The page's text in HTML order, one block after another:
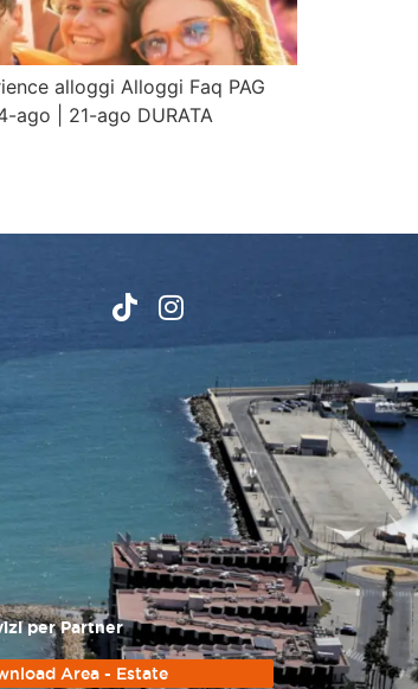
alloggi Alloggi Faq PAG
ago | 21-ago DURATA
per Partner
Area - Estate